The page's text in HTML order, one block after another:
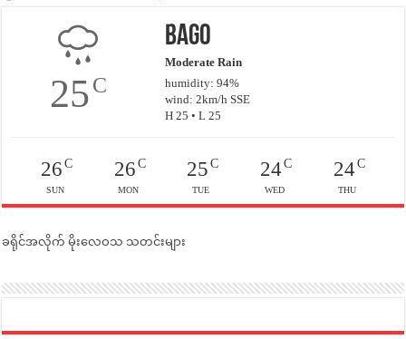
25C
Bago
Moderate Rain
humidity: 94%
wind: 2km/h SSE
H 25 • L 25
26C
SUN
26C
MON
25 C
TUE
24C
WED
24C
THU
ခရိုင်အလိုက် မိုးလေဝသ သတင်းများ